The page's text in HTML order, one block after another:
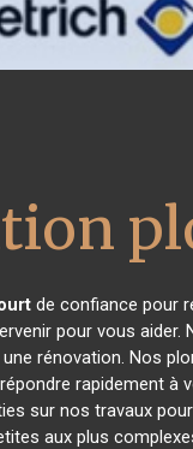
de confiance pour
pour vous
rénovation. Nos
rapidement
sur nos travaux
aux plus